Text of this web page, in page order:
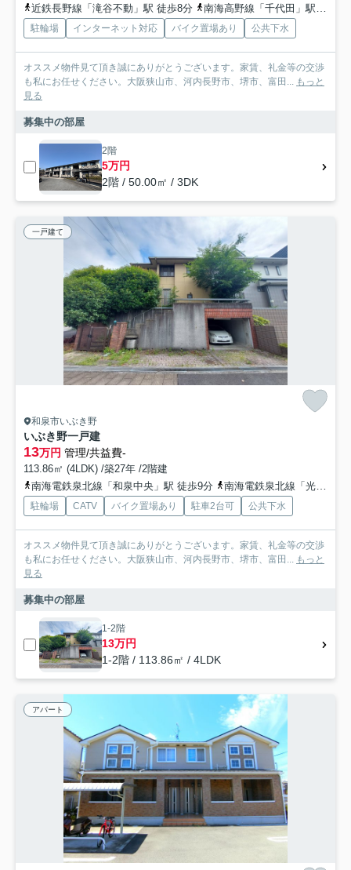
近鉄長野線「滝谷不動」駅 徒歩8分
南海高野線「千代田」駅 徒歩29分
駐輪場 インターネット対応 バイク置場あり 公共下水
オススメ物件見て頂き誠にありがとうございます。家賃、礼金等の交渉
も私にお任せください。大阪狭山市、河内長野市、堺市、富田... もっと
見る
募集中の部屋
2階
5万円
2階 / 50.00㎡ / 3DK
一戸建て
和泉市いぶき野
いぶき野一戸建
13万円 管理/共益費-
113.86㎡ (4LDK) /築27年 /2階建
南海電鉄泉北線「和泉中央」駅 徒歩9分
南海電鉄泉北線「光明池」駅 徒歩29分
駐輪場 CATV バイク置場あり 駐車2台可 公共下水
オススメ物件見て頂き誠にありがとうございます。家賃、礼金等の交渉
も私にお任せください。大阪狭山市、河内長野市、堺市、富田... もっと
見る
募集中の部屋
1-2階
13万円
1-2階 / 113.86㎡ / 4LDK
アパート